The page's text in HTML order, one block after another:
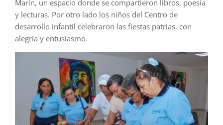
Marín, un espacio donde se compartieron libros, poesía
y lecturas. Por otro lado los niños del Centro de
desarrollo infantil celebraron las fiestas patrias, con
alegría y entusiasmo.